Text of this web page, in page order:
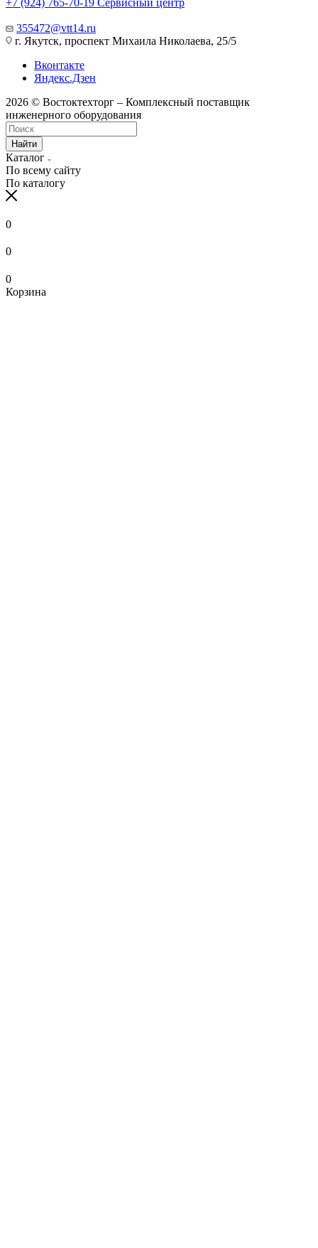
355472@vtt14.ru
г. Якутск, проспект Михаила Николаева, 25/5
Вконтакте
Яндекс.Дзен
2026 © Востоктехторг – Комплексный поставщик
инженерного оборудования
Найти
Каталог
По всему сайту
По каталогу
0
0
0
Корзина